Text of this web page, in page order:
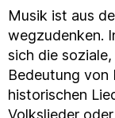
Musik ist aus
wegzudenken.
sich die
Bedeutung von
historischen
Volkslieder